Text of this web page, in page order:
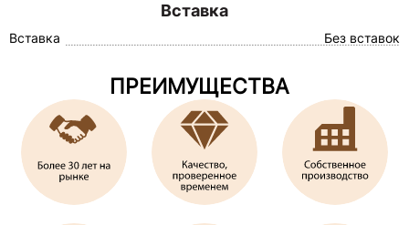
Вставка
Вставка Без вставок
ПРЕИМУЩЕСТВА